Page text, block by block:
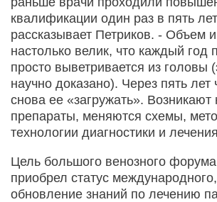
квалификации один раз в пять
рассказывает Петриков. - Объем
настолько велик, что каждый год
просто выветривается из головы
научно доказано). Через пять лет
снова ее «загружать».
препараты, меняются схемы,
технологии диагностики и
Цель большого венозного
приобрел статус
обновление знаний по лечению